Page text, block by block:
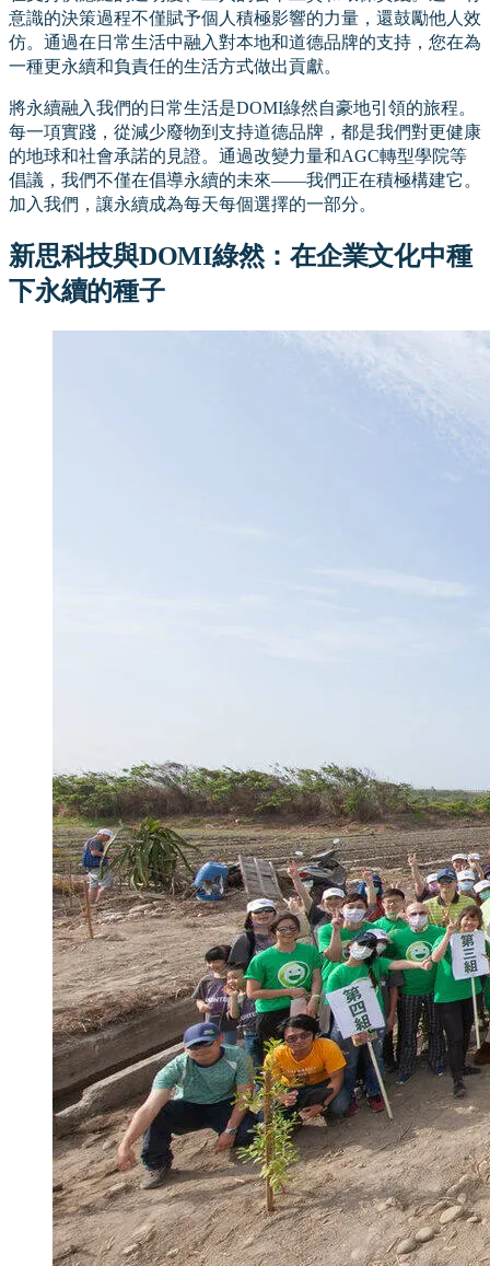
意識的決策過程不僅賦予個人積極影響的力量，還鼓勵他人效
仿。通過在日常生活中融入對本地和道德品牌的支持，您在為
一種更永續和負責任的生活方式做出貢獻。
將永續融入我們的日常生活是DOMI綠然自豪地引領的旅程。
每一項實踐，從減少廢物到支持道德品牌，都是我們對更健康
的地球和社會承諾的見證。通過改變力量和AGC轉型學院等
倡議，我們不僅在倡導永續的未來——我們正在積極構建它。
加入我們，讓永續成為每天每個選擇的一部分。
新思科技與DOMI綠然：在企業文化中種
下永續的種子